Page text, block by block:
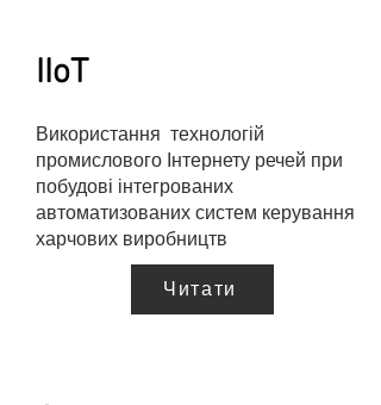
IIoT
Використання технологій
промислового Інтернету речей при
побудові інтегрованих
автоматизованих систем керування
харчових виробництв
Читати